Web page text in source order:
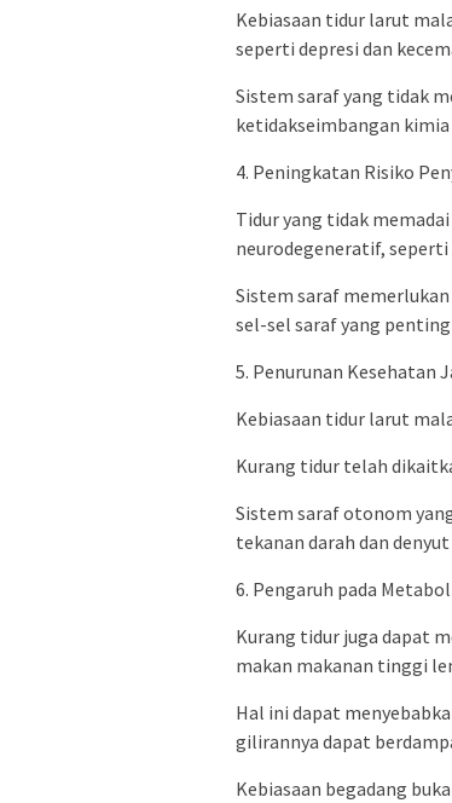
Kebiasaan tidur larut
seperti depresi dan
Sistem saraf yang tidak
ketidakseimbangan
4. Peningkatan Risiko
Tidur yang tidak
neurodegeneratif,
Sistem saraf
sel-sel saraf yang
5. Penurunan Kesehatan
Kebiasaan tidur larut
Kurang tidur telah
Sistem saraf otonom
tekanan darah dan
6. Pengaruh pada
Kurang tidur juga dapat
makan makanan tinggi
Hal ini dapat
gilirannya dapat
Kebiasaan begadang